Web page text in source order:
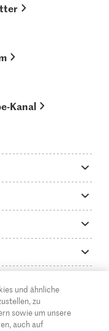
Kanal
und ähnliche
zu
sowie um unsere
auch auf